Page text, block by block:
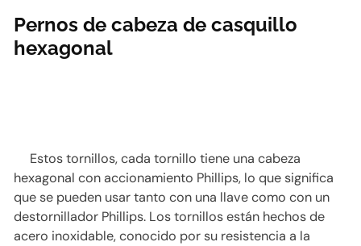
Pernos de cabeza de casquillo
hexagonal
Estos tornillos, cada tornillo tiene una cabeza
hexagonal con accionamiento Phillips, lo que significa
que se pueden usar tanto con una llave como con un
destornillador Phillips. Los tornillos están hechos de
acero inoxidable, conocido por su resistencia a la